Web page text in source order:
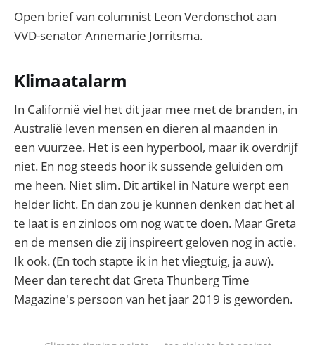
Open brief van columnist Leon Verdonschot aan
VVD-senator Annemarie Jorritsma.
Klimaatalarm
In Californië viel het dit jaar mee met de branden, in
Australië leven mensen en dieren al maanden in
een vuurzee. Het is een hyperbool, maar ik overdrijf
niet. En nog steeds hoor ik sussende geluiden om
me heen. Niet slim. Dit artikel in Nature werpt een
helder licht. En dan zou je kunnen denken dat het al
te laat is en zinloos om nog wat te doen. Maar Greta
en de mensen die zij inspireert geloven nog in actie.
Ik ook. (En toch stapte ik in het vliegtuig, ja auw).
Meer dan terecht dat Greta Thunberg Time
Magazine's persoon van het jaar 2019 is geworden.